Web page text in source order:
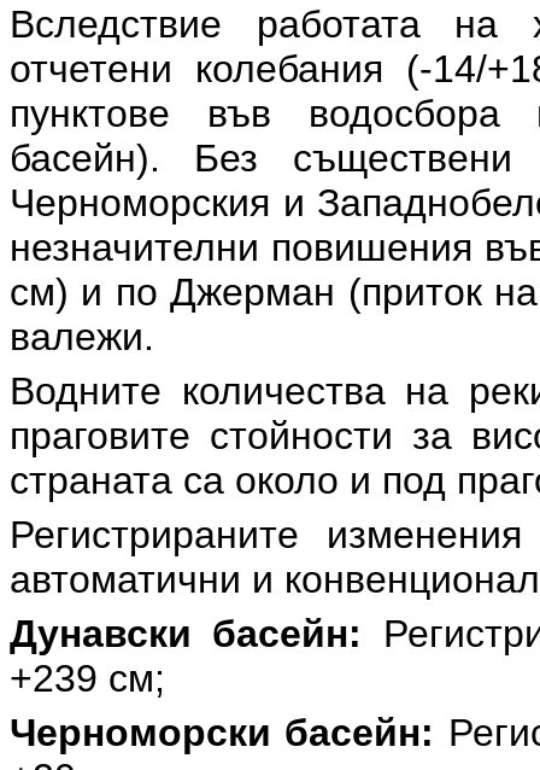
Вследствие работата на
отчетени колебания (-14/
пунктове във водосбора
басейн). Без
Черноморския и
незначителни повишения
см) и по Джерман (приток
валежи.
Водните количества на
праговите стойности за
страната са около и под
Регистрираните
автоматични и
Дунавски басейн:
+239 см;
Черноморски басейн: